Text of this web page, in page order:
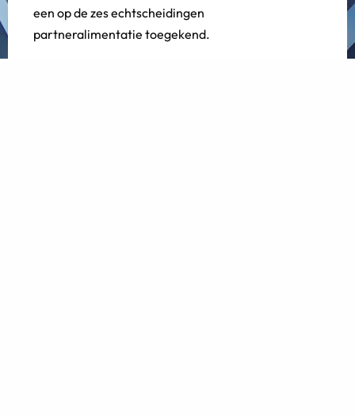
een op de zes echtscheidingen
partneralimentatie toegekend.